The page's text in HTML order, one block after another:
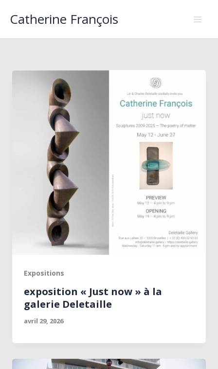
Catherine François
Expositions
exposition « Just now » à la
galerie Deletaille
avril 29, 2026